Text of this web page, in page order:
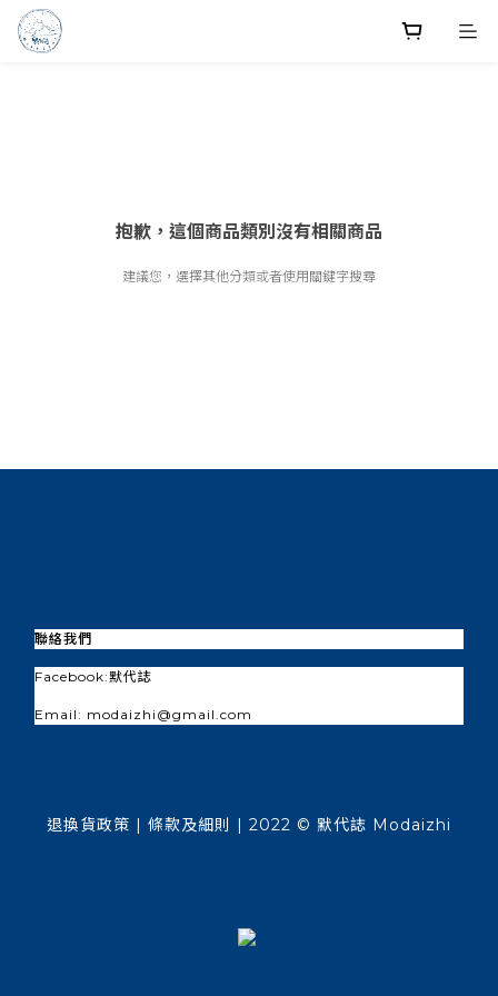
抱歉，這個商品類別沒有相關商品
建議您，選擇其他分類或者使用關鍵字搜尋
聯絡我們
Facebook:默代誌
Email: modaizhi@gmail.com
退換貨政策 | 條款及細則 | 2022 © 默代誌 Modaizhi